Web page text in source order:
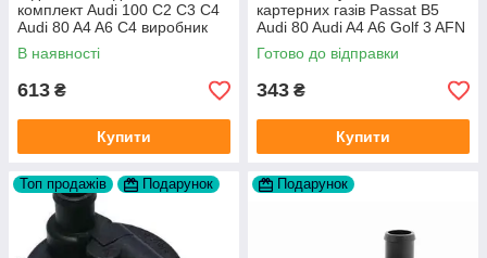
комплект Audi 100 C2 C3 C4
Audi 80 A4 A6 C4 виробник
FAG
В наявності
613 ₴
Купити
картерних газів Passat B5
Audi 80 Audi A4 A6 Golf 3 AFN
1Y AAZ 1Z AFF AEY AAZ AHB
AHU
Готово до відправки
343 ₴
Купити
Топ продажів Подарунок Подарунок